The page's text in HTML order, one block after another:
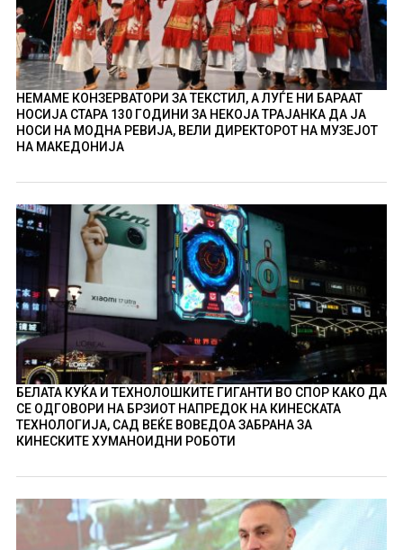
НЕМАМЕ КОНЗЕРВАТОРИ ЗА ТЕКСТИЛ, А ЛУЃЕ НИ БАРААТ
НОСИЈА СТАРА 130 ГОДИНИ ЗА НЕКОЈА ТРАЈАНКА ДА ЈА
НОСИ НА МОДНА РЕВИЈА, ВЕЛИ ДИРЕКТОРОТ НА МУЗЕЈОТ
НА МАКЕДОНИЈА
БЕЛАТА КУЌА И ТЕХНОЛОШКИТЕ ГИГАНТИ ВО СПОР КАКО ДА
СЕ ОДГОВОРИ НА БРЗИОТ НАПРЕДОК НА КИНЕСКАТА
ТЕХНОЛОГИЈА, САД ВЕЌЕ ВОВЕДОА ЗАБРАНА ЗА
КИНЕСКИТЕ ХУМАНОИДНИ РОБОТИ